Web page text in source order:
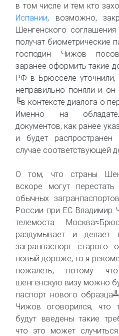
в том числе и тем кто
Испании, возможно,
Шенгенского
получат биометрические
господин Чижов
заранее оформить такие
РФ в Брюсселе
неправильно поняли и он
╚в контексте диалога о
Именно на
документов, как ранее
и будет
случае соответствующей
О том, что страны
вскоре могут перестать
обычных
России при ЕС Владимир
телемоста
раздумывает и делает
загранпаспорт
новый дороже, то я
пожалеть, потому
шенгенскую визу можно
паспорт нового
Чижов оговорился, что
будут введены такие
что это может